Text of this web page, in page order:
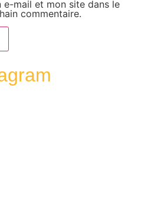
e-mail et mon site dans le
commentaire.